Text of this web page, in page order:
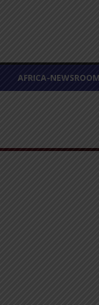
AFRICA-NEWSROOM